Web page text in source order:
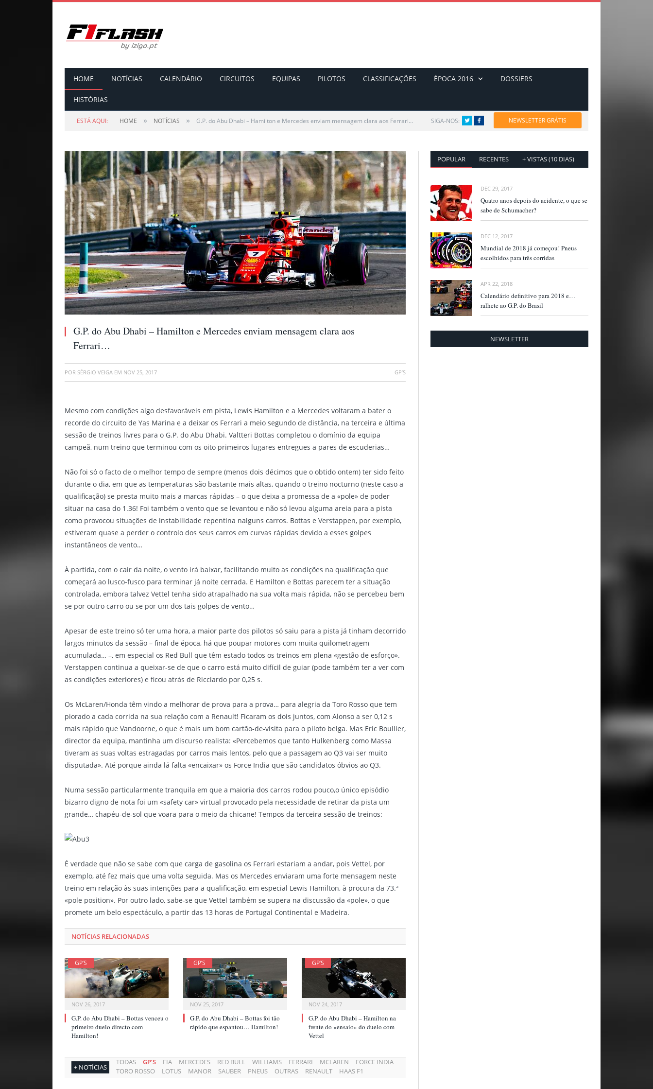
HOME NOTÍCIAS CALENDÁRIO CIRCUITOS EQUIPAS PILOTOS CLASSIFICAÇÕES ÉPOCA 2016 DOSSIERS
HISTÓRIAS
ESTÁ AQUI: HOME » NOTÍCIAS » G.P. do Abu Dhabi – Hamilton e Mercedes enviam mensagem clara aos Ferrari… SIGA-NOS: TwitterFacebook NEWSLETTER GRÁTIS
G.P. do Abu Dhabi – Hamilton e Mercedes enviam mensagem clara aos
Ferrari…
POR SÉRGIO VEIGA EM NOV 25, 2017 GP’S
Mesmo com condições algo desfavoráveis em pista, Lewis Hamilton e a Mercedes voltaram a bater o
recorde do circuito de Yas Marina e a deixar os Ferrari a meio segundo de distância, na terceira e última
sessão de treinos livres para o G.P. do Abu Dhabi. Valtteri Bottas completou o domínio da equipa
campeã, num treino que terminou com os oito primeiros lugares entregues a pares de escuderias…
Não foi só o facto de o melhor tempo de sempre (menos dois décimos que o obtido ontem) ter sido feito
durante o dia, em que as temperaturas são bastante mais altas, quando o treino nocturno (neste caso a
qualificação) se presta muito mais a marcas rápidas – o que deixa a promessa de a «pole» de poder
situar na casa do 1.36! Foi também o vento que se levantou e não só levou alguma areia para a pista
como provocou situações de instabilidade repentina nalguns carros. Bottas e Verstappen, por exemplo,
estiveram quase a perder o controlo dos seus carros em curvas rápidas devido a esses golpes
instantâneos de vento…
À partida, com o cair da noite, o vento irá baixar, facilitando muito as condições na qualificação que
começará ao lusco-fusco para terminar já noite cerrada. E Hamilton e Bottas parecem ter a situação
controlada, embora talvez Vettel tenha sido atrapalhado na sua volta mais rápida, não se percebeu bem
se por outro carro ou se por um dos tais golpes de vento…
Apesar de este treino só ter uma hora, a maior parte dos pilotos só saiu para a pista já tinham decorrido
largos minutos da sessão – final de época, há que poupar motores com muita quilometragem
acumulada… –, em especial os Red Bull que têm estado todos os treinos em plena «gestão de esforço».
Verstappen continua a queixar-se de que o carro está muito difícil de guiar (pode também ter a ver com
as condições exteriores) e ficou atrás de Ricciardo por 0,25 s.
Os McLaren/Honda têm vindo a melhorar de prova para a prova… para alegria da Toro Rosso que tem
piorado a cada corrida na sua relação com a Renault! Ficaram os dois juntos, com Alonso a ser 0,12 s
mais rápido que Vandoorne, o que é mais um bom cartão-de-visita para o piloto belga. Mas Eric Boullier,
director da equipa, mantinha um discurso realista: «Percebemos que tanto Hulkenberg como Massa
tiveram as suas voltas estragadas por carros mais lentos, pelo que a passagem ao Q3 vai ser muito
disputada». Até porque ainda lá falta «encaixar» os Force India que são candidatos óbvios ao Q3.
Numa sessão particularmente tranquila em que a maioria dos carros rodou pouco,o único episódio
bizarro digno de nota foi um «safety car» virtual provocado pela necessidade de retirar da pista um
grande… chapéu-de-sol que voara para o meio da chicane! Tempos da terceira sessão de treinos:
É verdade que não se sabe com que carga de gasolina os Ferrari estariam a andar, pois Vettel, por
exemplo, até fez mais que uma volta seguida. Mas os Mercedes enviaram uma forte mensagem neste
treino em relação às suas intenções para a qualificação, em especial Lewis Hamilton, à procura da 73.ª
«pole position». Por outro lado, sabe-se que Vettel também se supera na discussão da «pole», o que
promete um belo espectáculo, a partir das 13 horas de Portugal Continental e Madeira.
NOTÍCIAS RELACIONADAS
GP’S
NOV 26, 2017
G.P. do Abu Dhabi – Bottas venceu o
primeiro duelo directo com
Hamilton!
GP’S
NOV 25, 2017
G.P. do Abu Dhabi – Bottas foi tão
rápido que espantou… Hamilton!
GP’S
NOV 24, 2017
G.P. do Abu Dhabi – Hamilton na
frente do «ensaio» do duelo com
Vettel
+ NOTÍCIAS
TODAS GP’S FIA MERCEDES RED BULL WILLIAMS FERRARI MCLAREN
FORCE INDIA
TORO ROSSO
LOTUS MANOR SAUBER PNEUS OUTRAS RENAULT HAAS F1
POPULAR RECENTES + VISTAS (10 DIAS)
DEC 29, 2017
Quatro anos depois do acidente, o que se
sabe de Schumacher?
DEC 12, 2017
Mundial de 2018 já começou! Pneus
escolhidos para três corridas
APR 22, 2018
Calendário definitivo para 2018 e…
ralhete ao G.P. do Brasil
NEWSLETTER